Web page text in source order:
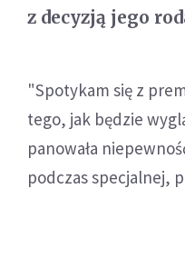
z decyzją jego
"Spotykam się z
tego, jak będzie
panowała
podczas specjalnej,